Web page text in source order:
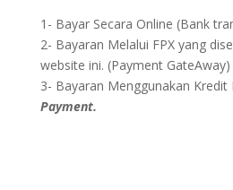
1- Bayar Secara Online (Bank
2- Bayaran Melalui FPX yang
website ini. (Payment GateAway)
3- Bayaran Menggunakan Kredit
Payment.